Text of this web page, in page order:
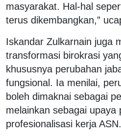
masyarakat. Hal-hal
terus dikembangkan,”
Iskandar Zulkarnain juga
transformasi birokrasi
khususnya perubahan
fungsional. Ia menilai,
boleh dimaknai sebagai
melainkan sebagai upaya
profesionalisasi kerja ASN.